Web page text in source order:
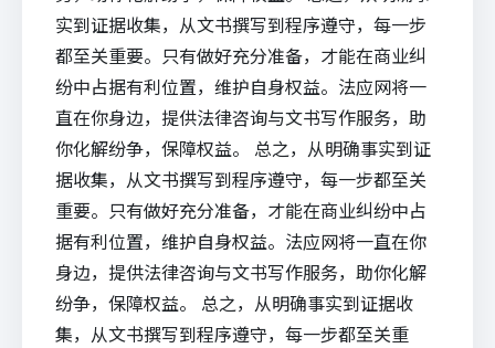
实到证据收集，从文书撰写到程序遵守，每一步
都至关重要。只有做好充分准备，才能在商业纠
纷中占据有利位置，维护自身权益。法应网将一
直在你身边，提供法律咨询与文书写作服务，助
你化解纷争，保障权益。 总之，从明确事实到证
据收集，从文书撰写到程序遵守，每一步都至关
重要。只有做好充分准备，才能在商业纠纷中占
据有利位置，维护自身权益。法应网将一直在你
身边，提供法律咨询与文书写作服务，助你化解
纷争，保障权益。 总之，从明确事实到证据收
集，从文书撰写到程序遵守，每一步都至关重